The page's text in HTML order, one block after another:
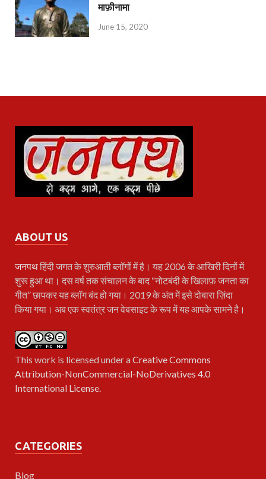
माफ़ीनामा
June 15, 2020
ABOUT US
जनपथहिंदी जगत के शुरुआती ब्लॉगों में है। यह 2006 के आखिरी दिनों में
शुरू हुआ था। दस वर्ष तक संचालन के बाद “नोटबंदी के खिलाफ़ जनता का
गीत” छापकर यह ब्लॉग बंद हो गया। 2019 के अंत में इसे दोबारा ज़िंदा
किया गया। अब एक स्वतंत्र जन वेबसाइट के रूप में यह आपके सामने है।
This work is licensed under aCreative Commons
Attribution-NonCommercial-NoDerivatives 4.0
International License
CATEGORIES
Blog